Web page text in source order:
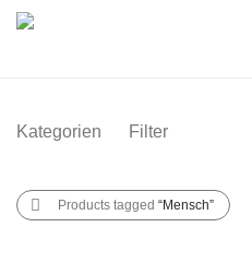
Kategorien Filter
Products tagged “Mensch”